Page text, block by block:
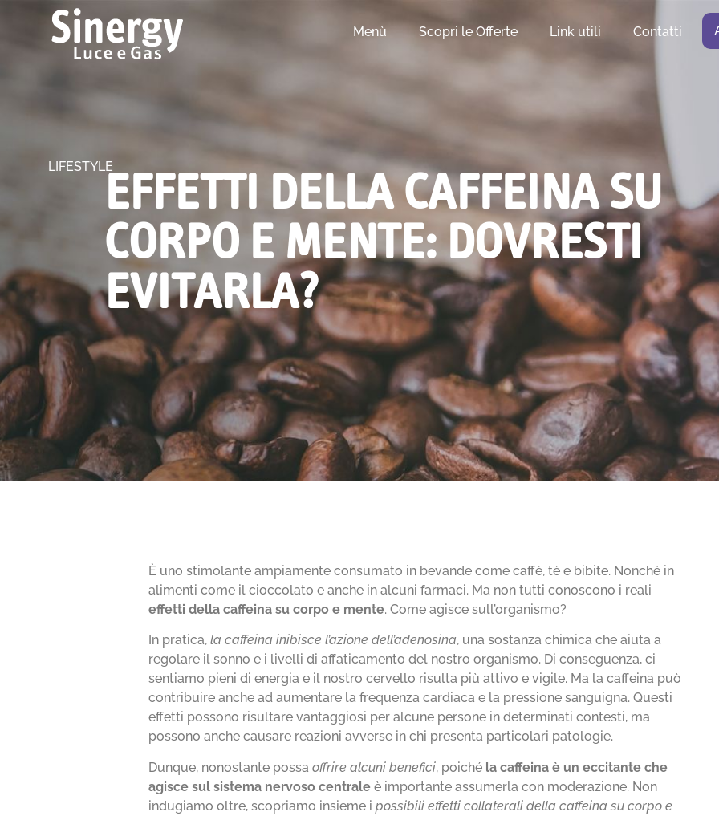
Menù Scopri le Offerte Link utili Contatti
LIFESTYLE
EFFETTI DELLA CAFFEINA SU
CORPO E MENTE: DOVRESTI
EVITARLA?
È uno stimolante ampiamente consumato in bevande come caffè, tè e bibite. Nonché in
alimenti come il cioccolato e anche in alcuni farmaci. Ma non tutti conoscono i reali
effetti della caffeina su corpo e mente. Come agisce sull’organismo?
In pratica,la caffeina inibisce l’azione dell’adenosina, una sostanza chimica che aiuta a
regolare il sonno e i livelli di affaticamento del nostro organismo. Di conseguenza, ci
sentiamo pieni di energia e il nostro cervello risulta più attivo e vigile. Ma la caffeina può
contribuire anche ad aumentare la frequenza cardiaca e la pressione sanguigna. Questi
effetti possono risultare vantaggiosi per alcune persone in determinati contesti, ma
possono anche causare reazioni avverse in chi presenta particolari patologie.
Dunque, nonostante possaoffrire alcuni benefici, poiché la caffeina è un eccitante che
agisce sul sistema nervoso centrale è importante assumerla con moderazione. Non
indugiamo oltre, scopriamo insieme ipossibili effetti collaterali della caffeina su corpo e